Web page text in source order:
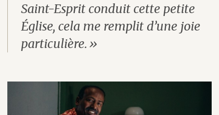
Saint-Esprit conduit cette petite
Église, cela me remplit d’une joie
particulière.»